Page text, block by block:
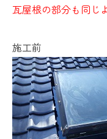
瓦屋根の部分も同じ
施工前